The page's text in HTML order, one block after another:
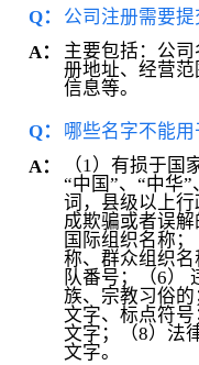
Q：
公司注册需要提
A：
主要包括：公
册地址、经营
信息等。
Q：
哪些名字不能用
A：
（1）有损于国
“中国”、“中华
词，县级以上
成欺骗或者误解
国际组织名称
称、群众组织
队番号；（6）
族、宗教习俗
文字、标点符
文字；（8）法
文字。